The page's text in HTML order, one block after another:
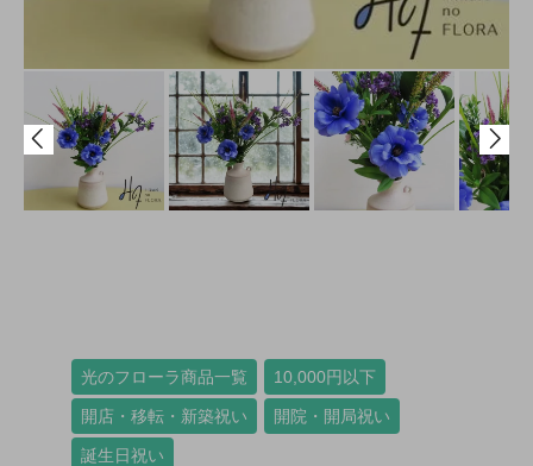
光のフローラ商品一覧 10,000円以下
開店・移転・新築祝い 開院・開局祝い
誕生日祝い